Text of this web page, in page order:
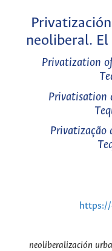
neoliberal. El
Privatization
Privatisation
Privatização
neoliberalización